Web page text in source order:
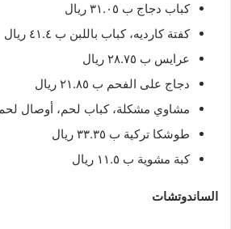
كباب دجاج ب ٣١.٠٥ ريال
كفتة كارديه، كباب باللبن ب ٤١.٤ ريال
عرايس ب ٢٨.٧٥ ريال
دجاج على الفحم ب ٢١.٨٥ ريال
مشاوي مشكلة، كباب لحم، أوصال لحم ب ٤٤.٨٥
طوشكا تركية ب ٣٣.٣٥ ريال
كبة مشوية ب ١١.٥ ريال
الساندوتشات